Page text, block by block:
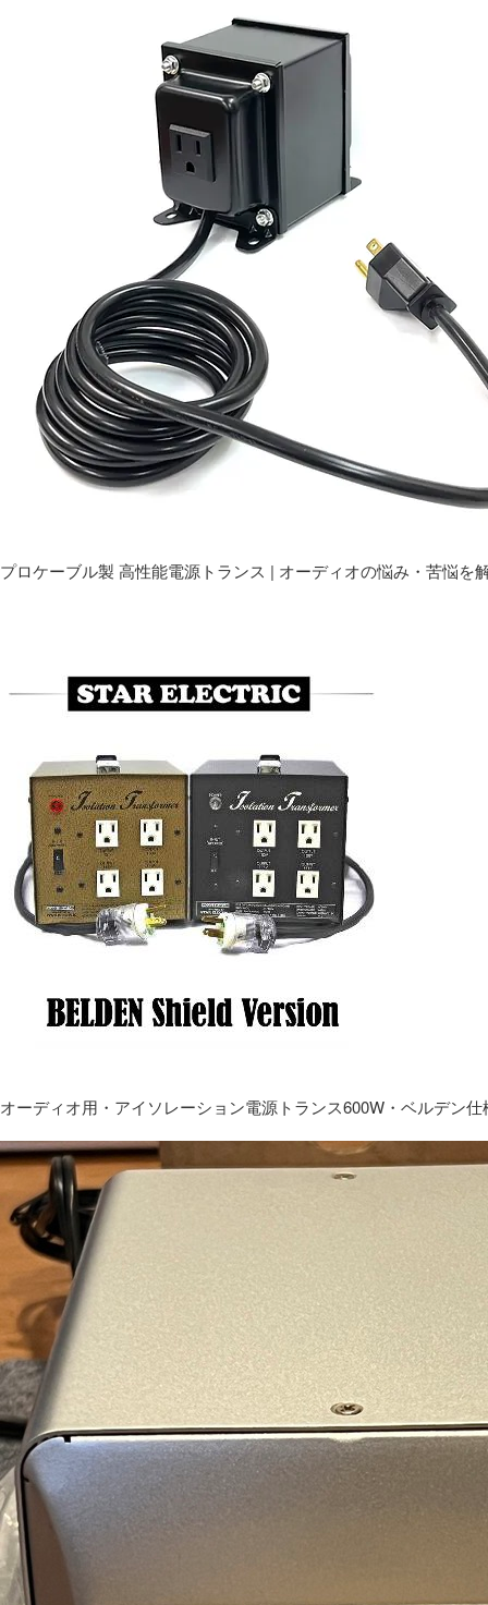
プロケーブル製 高性能電源トランス | オーディオの悩み・苦悩を
オーディオ用・アイソレーション電源トランス600W・ベルデン仕